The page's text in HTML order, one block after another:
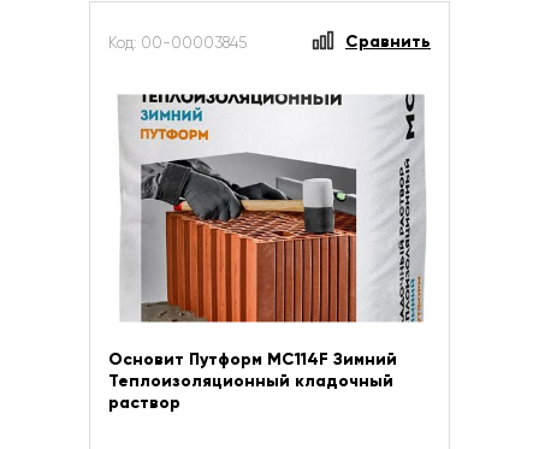
Код: 00-00003845 Сравнить
Основит Путформ МС114F Зимний
Теплоизоляционный кладочный
раствор